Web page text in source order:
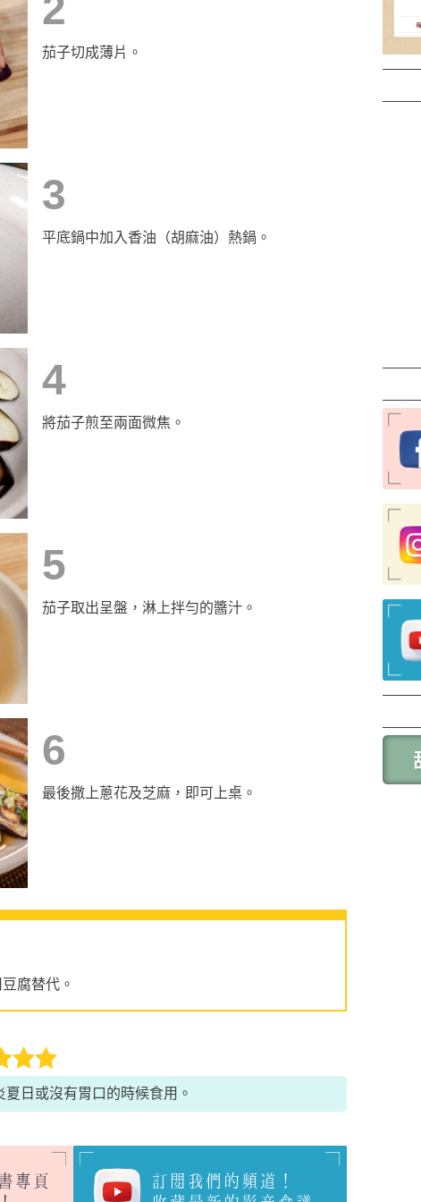
2
茄子切成薄片。
3
平底鍋中加入香油（胡麻油）熱鍋。
4
將茄子煎至兩面微焦。
5
茄子取出呈盤，淋上拌勻的醬汁。
6
最後撒上蔥花及芝麻，即可上桌。
腐替代。
夏日或沒有胃口的時候食用。